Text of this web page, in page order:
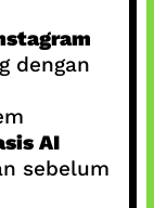
dengan
AI
sebelum